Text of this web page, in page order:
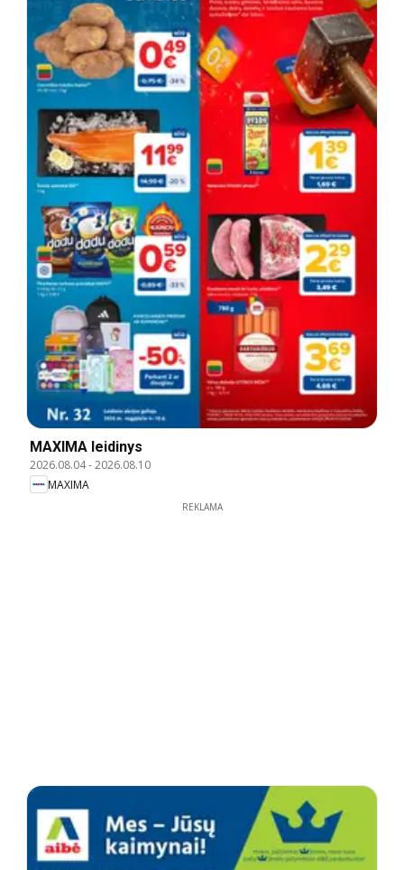
MAXIMA leidinys
2026.08.04-2026.08.10
MAXIMA
REKLAMA